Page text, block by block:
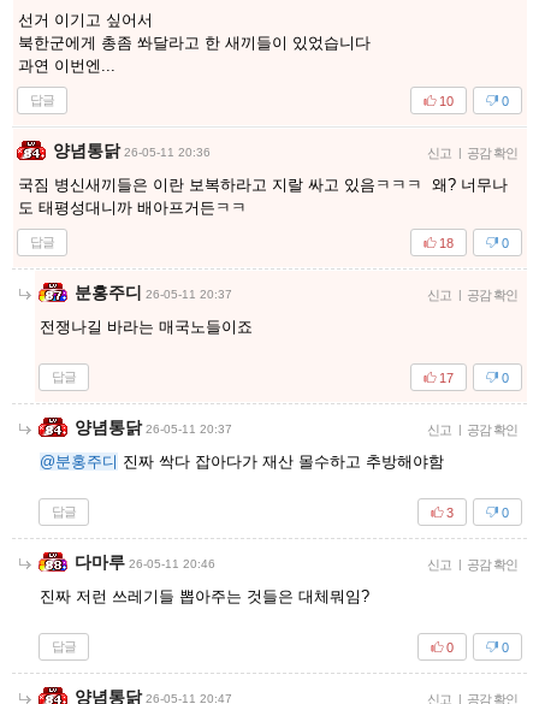
선거 이기고 싶어서
북한군에게 총좀 쏴달라고 한 새끼들이 있었습니다
과연 이번엔...
답글 0
10
양념통닭 26-05-11 20:36 신고 | 공감 확인
국짐 병신새끼들은 이란 보복하라고 지랄 싸고 있음ㅋㅋㅋ 왜? 너무나
도 태평성대니까 배아프거든ㅋㅋ
답글 0
18
분홍주디 26-05-11 20:37 신고 | 공감 확인
전쟁나길 바라는 매국노들이죠
답글 0
17
양념통닭 26-05-11 20:37 신고 | 공감 확인
@분홍주디 진짜 싹다 잡아다가 재산 몰수하고 추방해야함
답글 0
3
다마루 26-05-11 20:46 신고 | 공감 확인
진짜 저런 쓰레기들 뽑아주는 것들은 대체뭐임?
답글 0
0
양념통닭 26-05-11 20:47 신고 | 공감 확인